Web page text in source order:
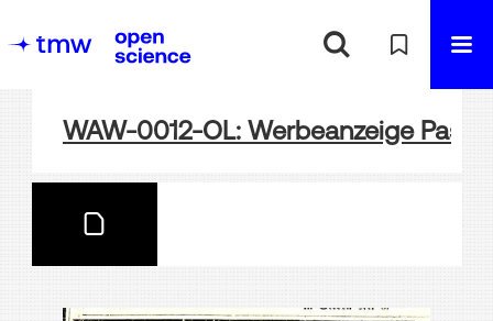
WAW-0012-OL: Werbeanzeige